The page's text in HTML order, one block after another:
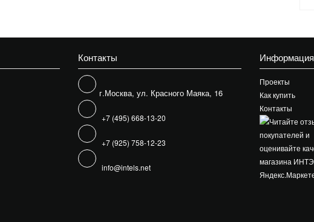
Контакты
г.Москва, ул. Красного Маяка, 16
+7 (495) 668-13-20
+7 (925) 758-12-23
info@intels.net
Информация
Проекты
Как купить
Контакты